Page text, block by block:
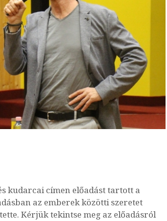
kudarcai címen előadást tartott a
az emberek közötti szeretet
Kérjük tekintse meg az előadásról